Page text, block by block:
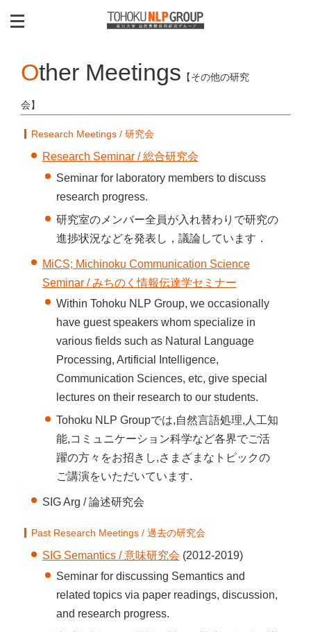
Other Meetings 【その他の研究
会】
Research Meetings / 研究会
Research Seminar / 総合研究会
Seminar for laboratory members to discuss
research progress.
研究室のメンバー全員が入れ替わりで研究の
進捗状況などを発表し，議論しています．
MiCS; Michinoku Communication Science
Seminar / みちのく情報伝達学セミナー
Within Tohoku NLP Group, we occasionally
have guest speakers whom specialize in
various fields such as Natural Language
Processing, Artificial Intelligence,
Communication Sciences, etc, give special
lectures on their research to our students.
Tohoku NLP Groupでは,自然言語処理,人工知
能,コミュニケーション科学など各界でご活
躍の方々をお招きし,さまざまなトピックの
ご講演をいただいています.
SIG Arg / 論述研究会
Past Research Meetings / 過去の研究会
SIG Semantics / 意味研究会 (2012-2019)
Seminar for discussing Semantics and
related topics via paper readings, discussion,
and research progress.